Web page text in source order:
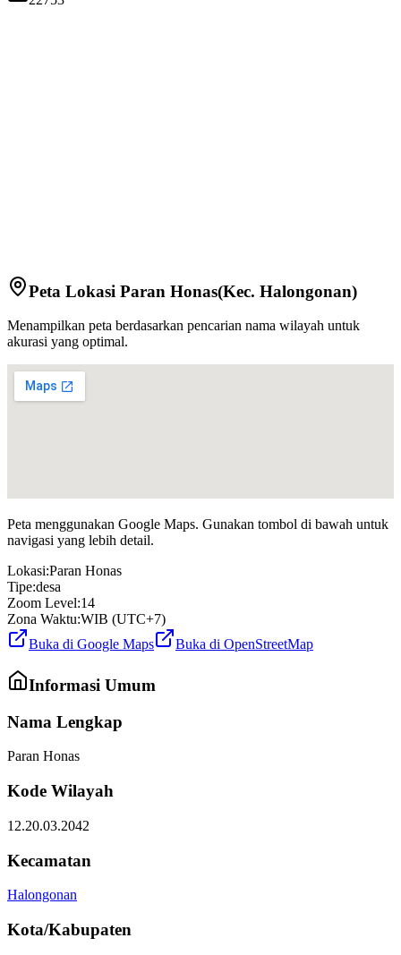
Peta Lokasi Paran Honas(Kec. Halongonan)
Menampilkan peta berdasarkan pencarian nama wilayah untuk
akurasi yang optimal.
Peta menggunakan Google Maps. Gunakan tombol di bawah untuk
navigasi yang lebih detail.
Lokasi:Paran Honas
Tipe:desa
Zoom Level:14
Zona Waktu:WIB (UTC+7)
Buka di Google Maps
Buka di OpenStreetMap
Informasi Umum
Nama Lengkap
Paran Honas
Kode Wilayah
12.20.03.2042
Kecamatan
Halongonan
Kota/Kabupaten